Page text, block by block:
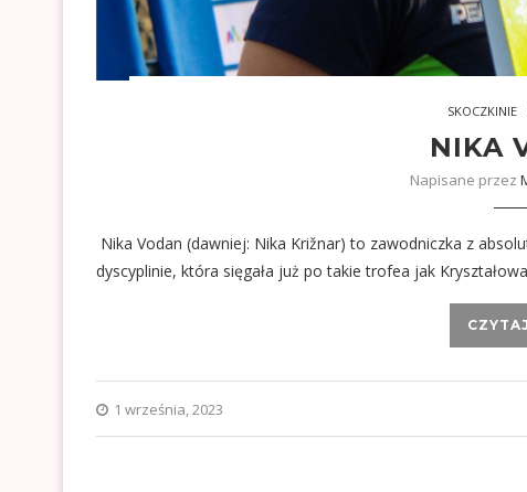
SKOCZKINIE
NIKA
Napisane przez
Nika Vodan (dawniej: Nika Križnar) to zawodniczka z
dyscyplinie, która sięgała już po takie trofea jak
1 września, 2023